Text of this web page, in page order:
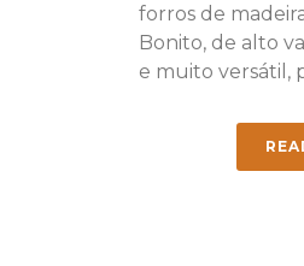
forros de
Bonito, de alto
e muito versátil,